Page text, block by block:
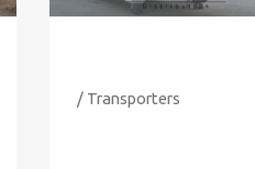
/ Transporters